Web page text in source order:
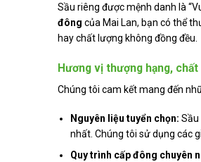
Sầu riêng được mệnh danh là
đông của Mai Lan, bạn có thể
hay chất lượng không đồng đều.
Hương vị thượng hạng,
Chúng tôi cam kết mang đến
Nguyên liệu tuyển chọn: Sầu
nhất. Chúng tôi sử dụng các
Quy trình cấp đông chuyên